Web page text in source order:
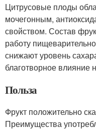
Цитрусовые плоды
мочегонным,
свойством. Состав
работу
снижают уровень
благотворное влияние
Польза
Фрукт положительно
Преимущества